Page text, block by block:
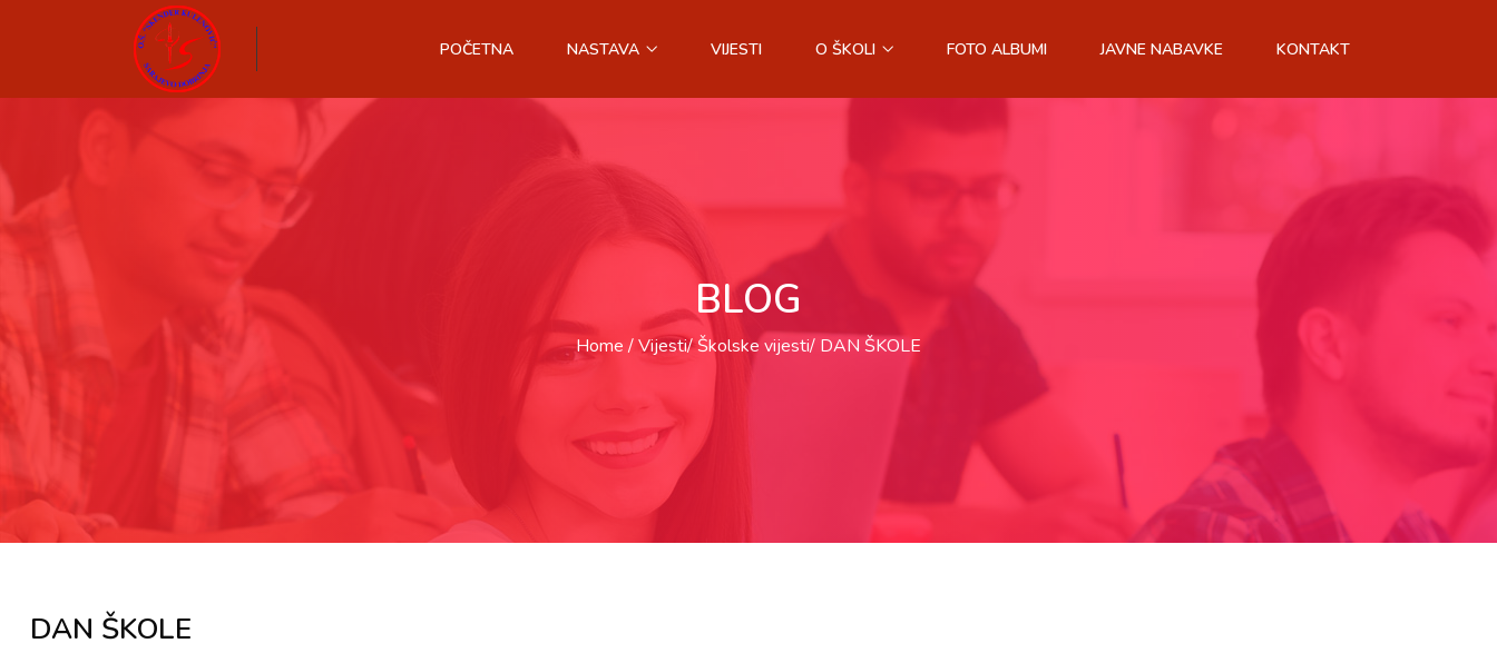
POČETNA NASTAVA VIJESTI O ŠKOLI FOTO ALBUMI JAVNE NABAVKE KONTAKT
BLOG
Home Vijesti Školske vijesti DAN ŠKOLE
DAN ŠKOLE